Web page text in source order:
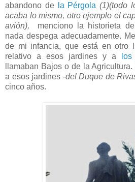
abandono de
la Pérgola (1)(todo
acaba lo mismo, otro ejemplo el
avión), menciono la historieta
nada despega adecuadamente.
de mi infancia, que está en otro
relativo a esos jardines y a
llamaban Bajos o de la
a esos jardines -del Duque de
cinco años.